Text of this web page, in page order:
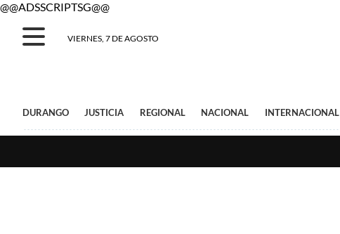
@@ADSSCRIPTSG@@
VIERNES, 7 DE AGOSTO
DURANGO JUSTICIA REGIONAL NACIONAL INTERNACIONAL